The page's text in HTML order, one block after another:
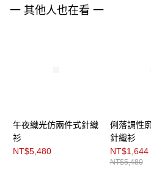
一 其他人也在看 一
午夜織光仿兩件式針織
衫
NT$5,480
俐落調性
針織衫
NT$1,644
NT$5,480